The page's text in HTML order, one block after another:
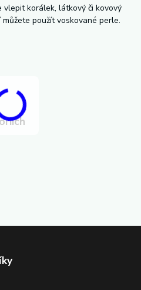
vlepit korálek, látkový či kovový
použít voskované perle.